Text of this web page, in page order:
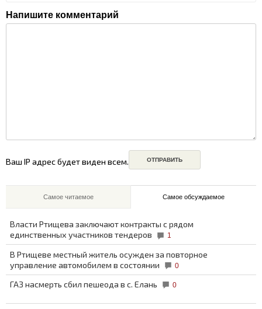
Напишите комментарий
Ваш IP адрес будет виден всем.
Самое читаемое Самое обсуждаемое
Власти Ртищева заключают контракты с рядом
единственных участников тендеров
1
В Ртищеве местный житель осужден за повторное
управление автомобилем в состоянии
0
ГАЗ насмерть сбил пешеода в с. Елань 0